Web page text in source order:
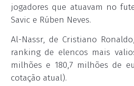
jogadores que atuavam no
Savic e Rúben Neves.
Al-Nassr, de Cristiano
ranking de elencos mais
milhões e 180,7 milhões de
cotação atual).